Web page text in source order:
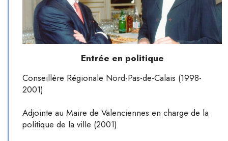
Entrée en politique
Conseillère Régionale Nord-Pas-de-Calais (1998-
2001)
Adjointe au Maire de Valenciennes en charge de la
politique de la ville (2001)